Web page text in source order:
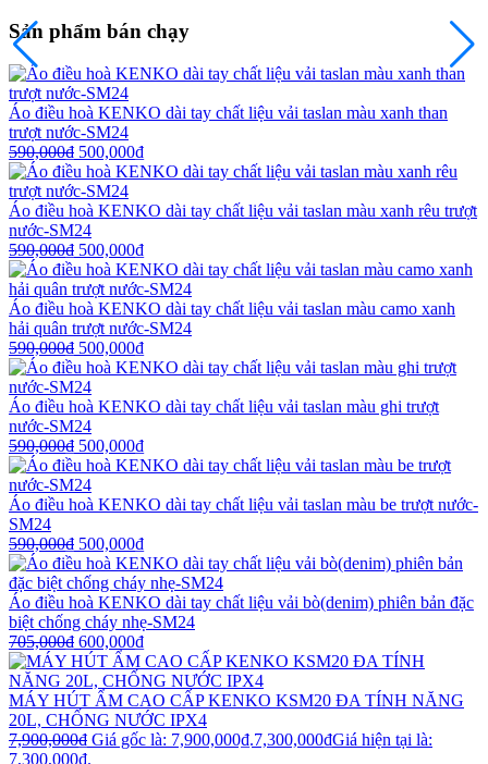
Sản phẩm bán chạy
Áo điều hoà KENKO dài tay chất liệu vải taslan màu xanh than
trượt nước-SM24
590,000₫ 500,000₫
Áo điều hoà KENKO dài tay chất liệu vải taslan màu xanh rêu trượt
nước-SM24
590,000₫ 500,000₫
Áo điều hoà KENKO dài tay chất liệu vải taslan màu camo xanh
hải quân trượt nước-SM24
590,000₫ 500,000₫
Áo điều hoà KENKO dài tay chất liệu vải taslan màu ghi trượt
nước-SM24
590,000₫ 500,000₫
Áo điều hoà KENKO dài tay chất liệu vải taslan màu be trượt nước-
SM24
590,000₫ 500,000₫
Áo điều hoà KENKO dài tay chất liệu vải bò(denim) phiên bản đặc
biệt chống cháy nhẹ-SM24
705,000₫ 600,000₫
MÁY HÚT ẨM CAO CẤP KENKO KSM20 ĐA TÍNH NĂNG
20L, CHỐNG NƯỚC IPX4
7,900,000₫ Giá gốc là: 7,900,000₫.7,300,000₫Giá hiện tại là:
7,300,000₫.